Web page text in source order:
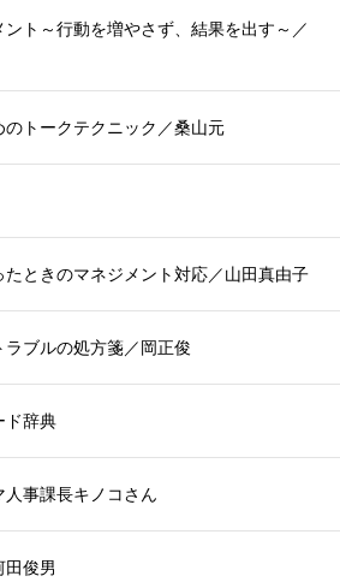
ント～行動を増やさず、結果を出す～／
のトークテクニック／桑山元
たときのマネジメント対応／山田真由子
ラブルの処方箋／岡正俊
ド辞典
人事課長キノコさん
田俊男